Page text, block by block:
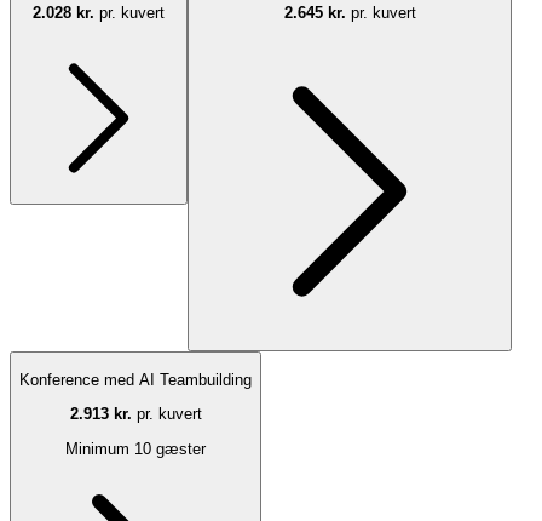
2.028 kr. pr. kuvert
2.645 kr. pr. kuvert
Konference med AI Teambuilding
2.913 kr. pr. kuvert
Minimum 10 gæster